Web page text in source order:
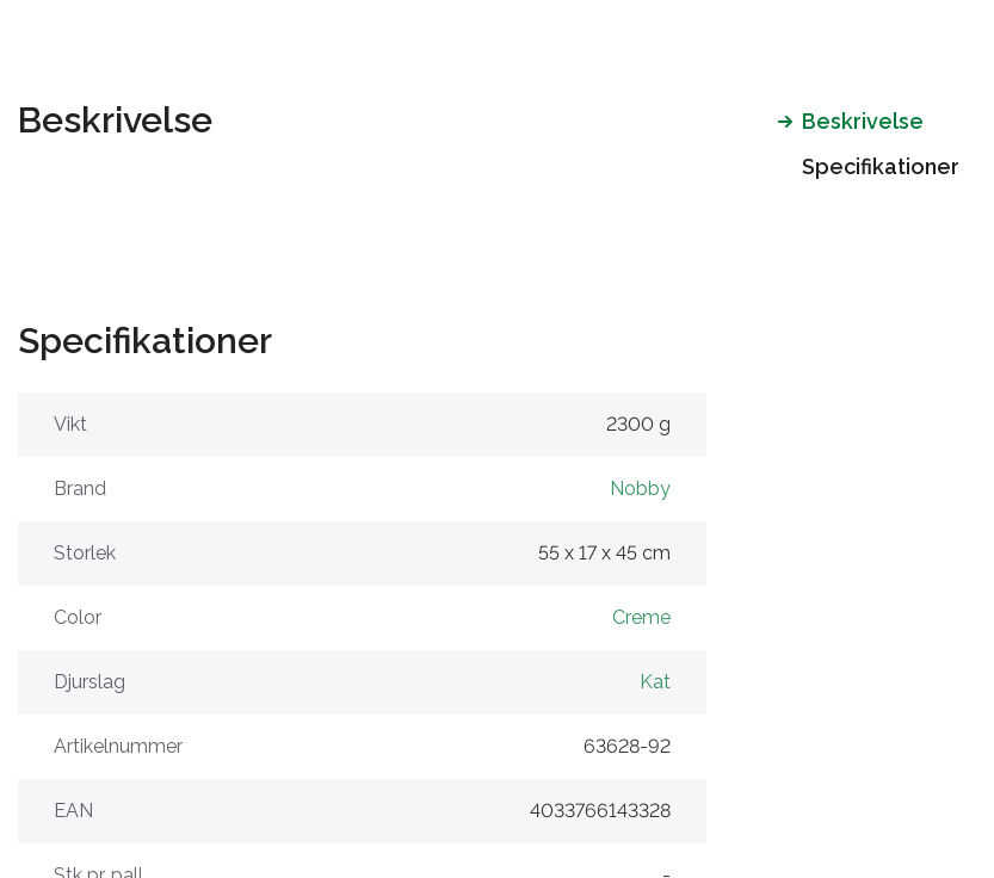
Beskrivelse
Specifikationer
Vikt 2300 g
Brand Nobby
Storlek 55 x 17 x 45 cm
Color Creme
Djurslag Kat
Artikelnummer 63628-92
EAN 4033766143328
Beskrivelse
Specifikationer